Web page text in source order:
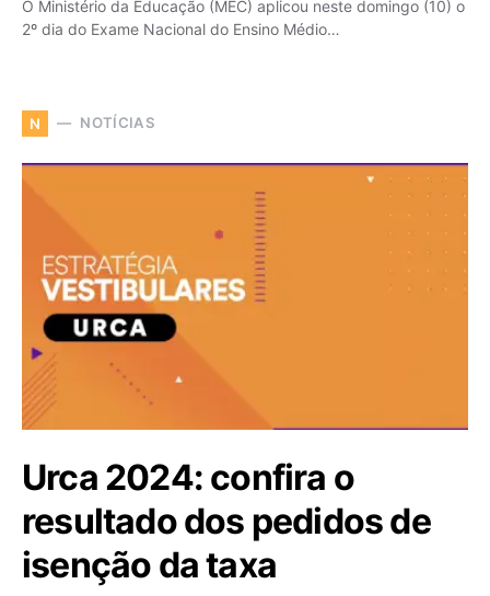
O Ministério da Educação (MEC) aplicou neste domingo (10) o
2º dia do Exame Nacional do Ensino Médio…
N NOTÍCIAS
Urca 2024: confira o
resultado dos pedidos de
isenção da taxa